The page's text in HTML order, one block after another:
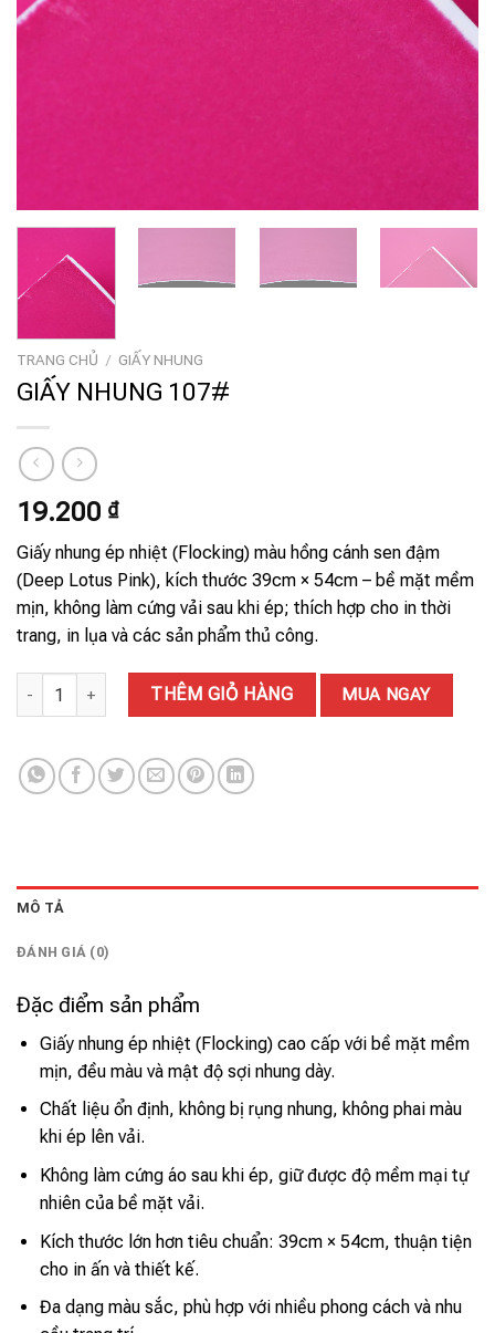
TRANG CHỦ / GIẤY NHUNG
GIẤY NHUNG 107#
19.200 ₫
Giấy nhung ép nhiệt (Flocking) màu hồng cánh sen đậm
(Deep Lotus Pink), kích thước 39cm × 54cm – bề mặt mềm
mịn, không làm cứng vải sau khi ép; thích hợp cho in thời
trang, in lụa và các sản phẩm thủ công.
GIẤY NHUNG 107# số lượngTHÊM GIỎ HÀNG MUA NGAY
MÔ TẢ
ĐÁNH GIÁ (0)
Đặc điểm sản phẩm
Giấy nhung ép nhiệt (Flocking) cao cấp với bề mặt mềm
mịn, đều màu và mật độ sợi nhung dày.
Chất liệu ổn định, không bị rụng nhung, không phai màu
khi ép lên vải.
Không làm cứng áo sau khi ép, giữ được độ mềm mại tự
nhiên của bề mặt vải.
Kích thước lớn hơn tiêu chuẩn: 39cm × 54cm, thuận tiện
cho in ấn và thiết kế.
Đa dạng màu sắc, phù hợp với nhiều phong cách và nhu